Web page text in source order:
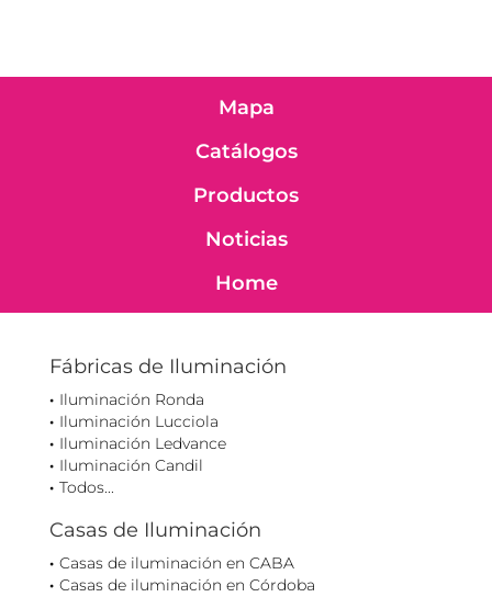
Mapa
Catálogos
Productos
Noticias
Home
Fábricas de Iluminación
Iluminación Ronda
Iluminación Lucciola
Iluminación Ledvance
Iluminación Candil
Todos...
Casas de Iluminación
Casas de iluminación en CABA
Casas de iluminación en Córdoba